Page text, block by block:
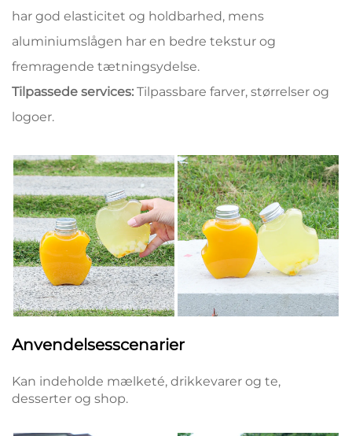
har god elasticitet og holdbarhed, mens
aluminiumslågen har en bedre tekstur og
fremragende tætningsydelse.
Tilpassede services: Tilpassbare farver, størrelser og
logoer.
Anvendelsesscenarier
Kan indeholde mælketé, drikkevarer og te,
desserter og shop.